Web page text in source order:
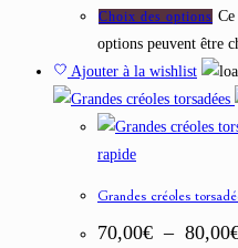
Choix des options
options peuvent être
Ajouter à la wishlist
rapide
Grandes créoles
70,00€ – 80,00